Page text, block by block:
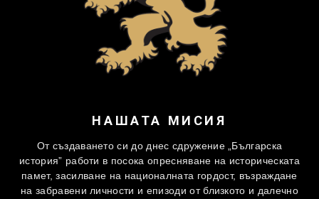
НАШАТА МИСИЯ
От създаването си до днес сдружение „Българска
история” работи в посока опресняване на историческата
памет, засилване на националната гордост, възраждане
на забравени личности и епизоди от близкото и далечно